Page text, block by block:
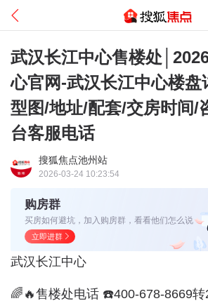
武汉长江中心售楼处
心官网-武汉长江中心楼盘
型图/地址/配套/交房时间/
台客服电话
搜狐焦点池州站
2026-03-24 10:23:54
购房群
买房如何避坑，加入购房群，看看他们怎么说
立即进群
武汉长江中心
🌈🔥售楼处电话 ☎️400-678-8669转